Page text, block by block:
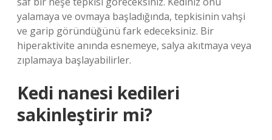
yalamaya ve ovmaya başladığında, tepkisinin vahşi
ve garip göründüğünü fark edeceksiniz. Bir
hiperaktivite anında esnemeye, salya akıtmaya veya
zıplamaya başlayabilirler.
Kedi nanesi kedileri
sakinleştirir mi?